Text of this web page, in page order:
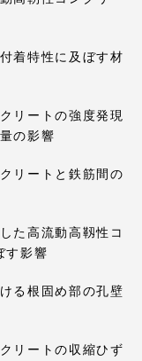
着特性に及ぼす材
リートの強度発現
の影響
リートと鉄筋間の
た高流動高靱性コ
す影響
る根固め部の孔壁
リートの収縮ひず